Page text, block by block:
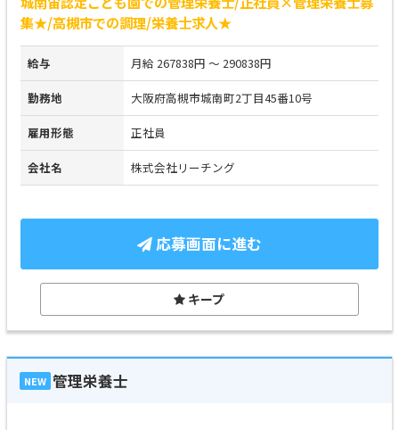
集★/高槻市での調理/栄養士求人★
給与 月給 267838円 ～ 290838円
勤務地 大阪府高槻市城南町2丁目45番10号
雇用形態 正社員
会社名 株式会社リーチング
応募画面に進む
キープ
NEW 管理栄養士